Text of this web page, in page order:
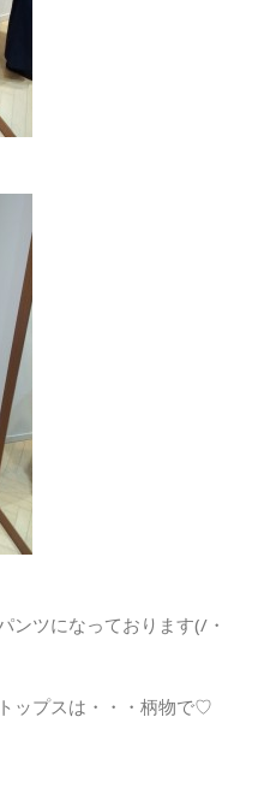
ンツになっております(/・
ップスは・・・柄物で♡